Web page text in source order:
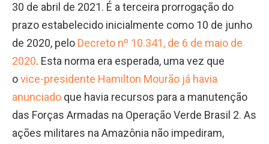
30 de abril de 2021. É a terceira prorrogação do
prazo estabelecido inicialmente como 10 de junho
de 2020, pelo Decreto nº 10.341, de 6 de maio de
2020. Esta norma era esperada, uma vez que
ovice-presidente Hamilton Mourão já havia
anunciado que havia recursos para a manutenção
das Forças Armadas na Operação Verde Brasil 2. As
ações militares na Amazônia não impediram,